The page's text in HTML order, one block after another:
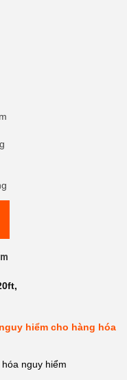
,
hiểm cho hàng hóa
nguy hiểm